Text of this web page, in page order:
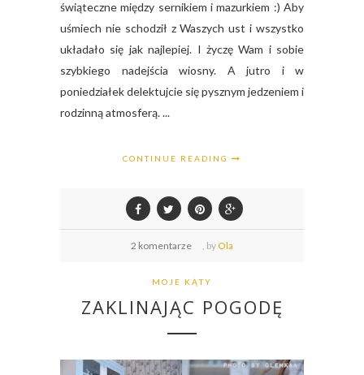
świąteczne między sernikiem i mazurkiem :) Aby
uśmiech nie schodził z Waszych ust i wszystko
układało się jak najlepiej. I życzę Wam i sobie
szybkiego nadejścia wiosny. A jutro i w
poniedziałek delektujcie się pysznym jedzeniem i
rodzinną atmosferą. ...
CONTINUE READING
2 komentarze , by Ola
MOJE KĄTY
ZAKLINAJĄC POGODĘ